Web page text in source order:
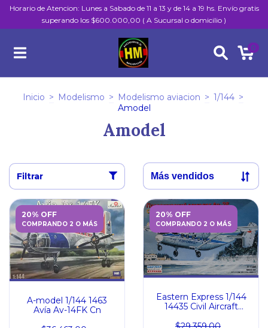
Horario de Atencion: Lunes a Sabado de 11 a 13 y de 14 a 19 hs. Envío gratis
superando los $600.000,00 ( A Sucursal o domicilio )
0
Inicio > Modelismo > Modelismo aviacion > 1/144 >
Amodel
Amodel
Filtrar
20% OFF
COMPRANDO 2 O MÁS
A-model 1/144 1463
Avía Av-14FK Cn
20% OFF
COMPRANDO 2 O MÁS
Eastern Express 1/144
14435 Civil Aircraft